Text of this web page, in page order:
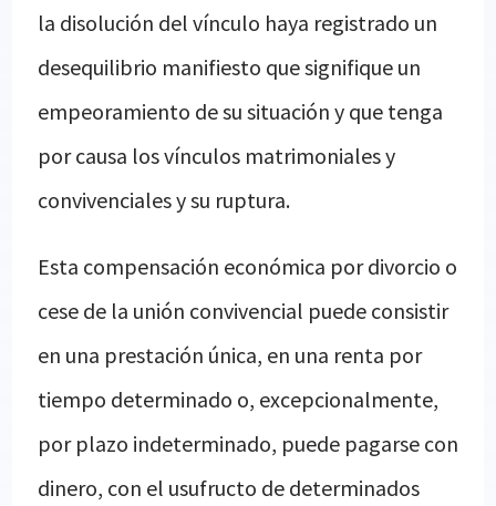
la disolución del vínculo haya registrado un
desequilibrio manifiesto que signifique un
empeoramiento de su situación y que tenga
por causa los vínculos matrimoniales y
convivenciales y su ruptura.
Esta compensación económica por divorcio o
cese de la unión convivencial puede consistir
en una prestación única, en una renta por
tiempo determinado o, excepcionalmente,
por plazo indeterminado, puede pagarse con
dinero, con el usufructo de determinados